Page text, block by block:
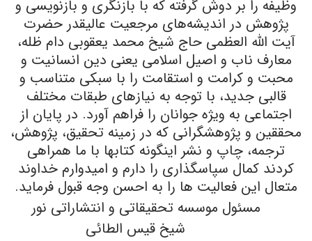
وظیفه را بر دوش گرفته که با بازنگری و بازنویسی و
پژوهش در اندیشه‌های مرجعیت عالیقدر حضرت
آیت الله العظمی حاج شیخ محمد یعقوبی دام ظله،
معارف ناب و اصیل اسلامی یعنی دین انسانیت و
محبت و کرامت و استقامت را با سبکی متناسب و
قالبی جدید، با توجه به نیازهای طبقات مختلف
اجتماعی به ویژه جوانان را فراهم آورد. در پایان از
محققین و پژوهشگرانی که در زمینه تحقیق، پژوهش،
ترجمه، چاپ و نشر اینگونه کتابها با ما همراهی
کردند کمال سپاسگذاری را دارم و امیدوارم خداوند
متعال این فعالیت ها را به احسن وجه قبول فرماید.
مسئول موسسه تحقیقاتی و انتشاراتی نور
شیخ قیس الطائی